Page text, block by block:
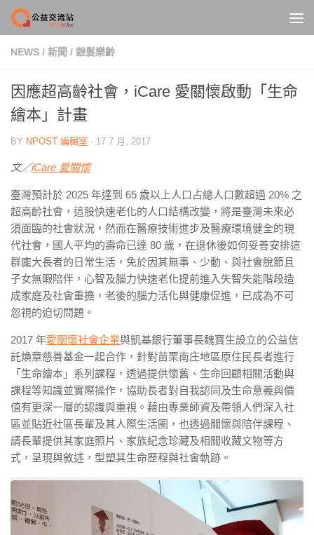
Skip to content
NEWS / 新聞 / 銀髮樂齡
因應超高齡社會，iCare 愛關懷啟動「生命
繪本」計畫
BY NPOST 編輯室 · 17 7 月, 2017
文／iCare 愛關懷
臺灣預計於 2025 年達到 65 歲以上人口占總人口數超過 20% 之
超高齡社會，這股快速老化的人口結構改變，將是臺灣未來必
須面臨的社會狀況，然而在醫療技術進步及醫療環境健全的現
代社會，國人平均的壽命已達 80 歲，在退休後如何妥善安排這
群龐大長者的日常生活，免於因其無事、少動、與社會脫節且
子女無暇陪伴，心智及腦力快速老化提前進入失智失能階段造
成家庭及社會重擔，老後的腦力活化與健康促進，已成為不可
忽視的迫切問題。
2017 年愛關懷社會企業與凱基銀行董事長魏寶生設立的公益信
託煥章慈善基金一起合作，針對苗栗南庄地區原住民長者進行
「生命繪本」系列課程，透過提供懷舊、生命回顧相關活動與
課程等知識並實際操作，協助長者對自我認同及生命意義與價
值有更深一層的認識與重視。藉由專業師資及帶領人們深入社
區並貼近社區長輩及其人際生活圈，也透過關懷與陪伴課程、
請長輩提供其家庭照片、家族紀念珍藏及相關收藏文物等方
式，呈現與敘述，型塑其生命歷程與社會軌跡。